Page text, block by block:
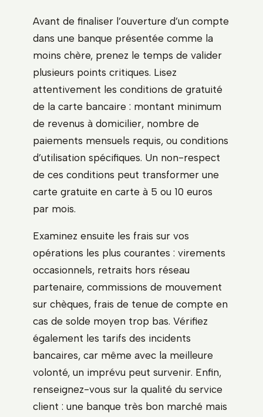
Avant de finaliser l’ouverture d’un compte
dans une banque présentée comme la
moins chère, prenez le temps de valider
plusieurs points critiques. Lisez
attentivement les conditions de gratuité
de la carte bancaire : montant minimum
de revenus à domicilier, nombre de
paiements mensuels requis, ou conditions
d’utilisation spécifiques. Un non-respect
de ces conditions peut transformer une
carte gratuite en carte à 5 ou 10 euros
par mois.
Examinez ensuite les frais sur vos
opérations les plus courantes : virements
occasionnels, retraits hors réseau
partenaire, commissions de mouvement
sur chèques, frais de tenue de compte en
cas de solde moyen trop bas. Vérifiez
également les tarifs des incidents
bancaires, car même avec la meilleure
volonté, un imprévu peut survenir. Enfin,
renseignez-vous sur la qualité du service
client : une banque très bon marché mais